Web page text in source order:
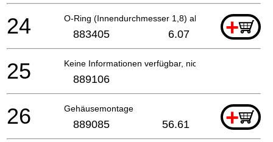
O-Ring (Innendurchmesser 1,8) ab 7.2016 für Nor
+
24 883405 6.07
Keine Informationen verfügbar, nicht bestellbar
25 889106
Gehäusemontage +
26 889085 56.61